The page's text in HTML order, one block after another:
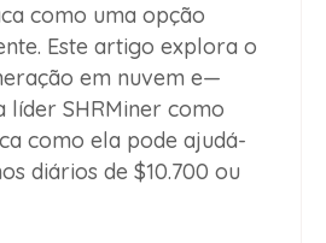
como uma opção
Este artigo explora o
em nuvem e—
líder SHRMiner como
como ela pode ajudá-
diários de $10.700 ou